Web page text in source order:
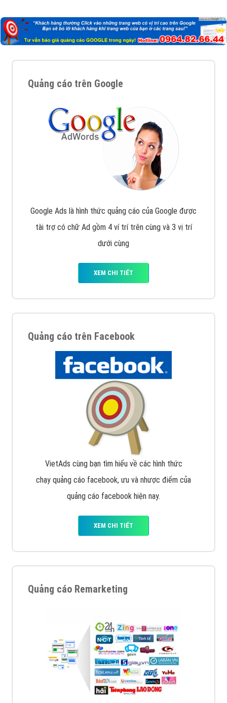
Quảng cáo trên Google
Google Ads là hình thức quảng cáo của Google được
tài trợ có chữ Ad gồm 4 ví trí trên cùng và 3 vị trí
dưới cùng
XEM CHI TIẾT
Quảng cáo trên Facebook
VietAds cùng bạn tìm hiểu về các hình thức
chạy quảng cáo facebook, ưu và nhược điểm của
quảng cáo facebook hiện nay.
XEM CHI TIẾT
Quảng cáo Remarketing